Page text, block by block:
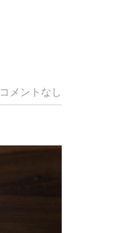
コメントなし